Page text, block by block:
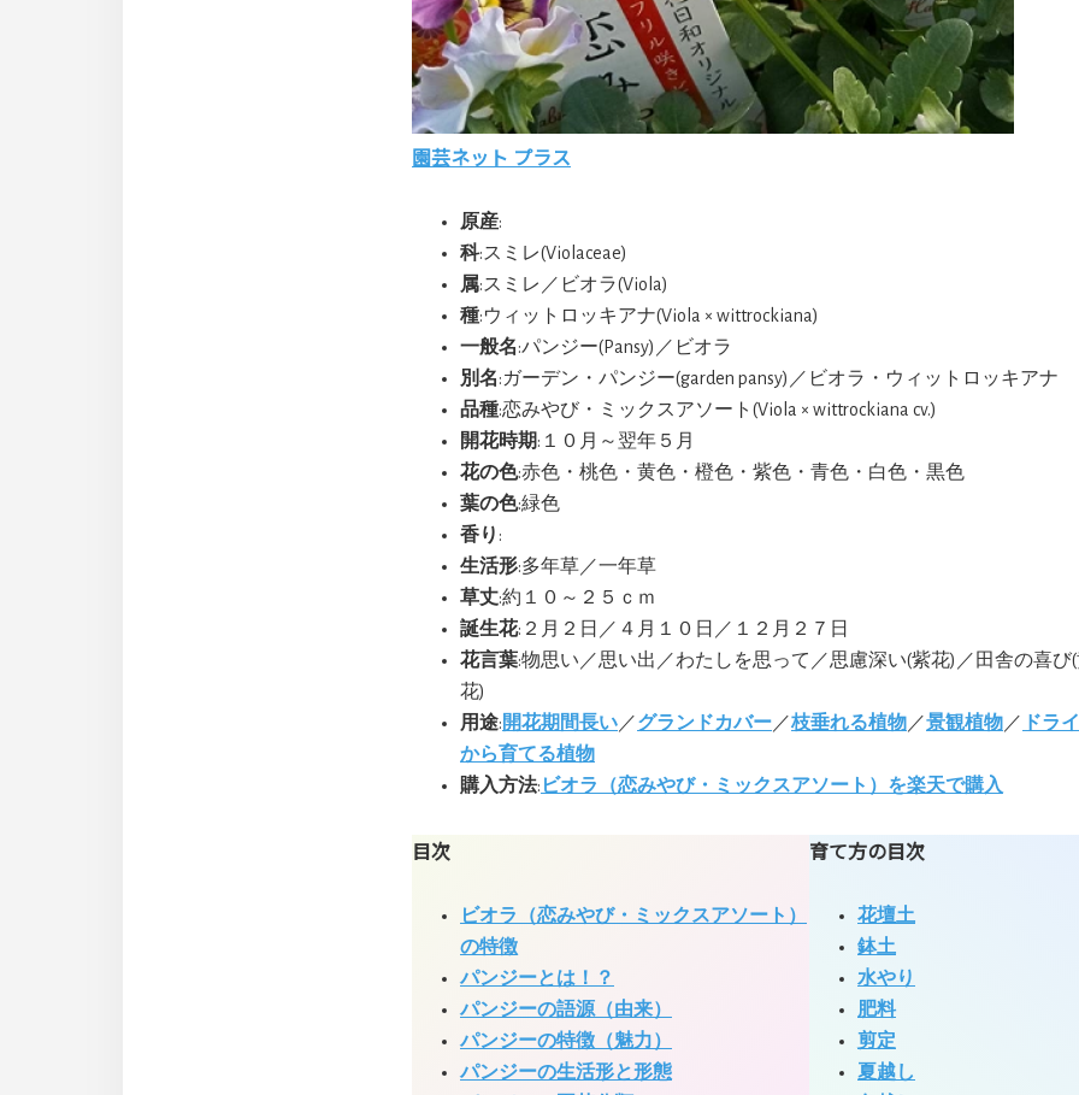
園芸ネット プラス
原産:
科:スミレ(Violaceae)
属:スミレ／ビオラ(Viola)
種:ウィットロッキアナ(Viola × wittrockiana)
一般名:パンジー(Pansy)／ビオラ
別名:ガーデン・パンジー(garden pansy)／ビオラ・ウィットロッキアナ
品種:恋みやび・ミックスアソート(Viola × wittrockiana cv.)
開花時期:１０月～翌年５月
花の色:赤色・桃色・黄色・橙色・紫色・青色・白色・黒色
葉の色:緑色
香り :
生活形:多年草／一年草
草丈:約１０～２５ｃｍ
誕生花:２月２日／４月１０日／１２月２７日
花言葉:物思い／思い出／わたしを思って／思慮深い(紫花)／田舎の喜び
花)
用途:開花期間長い ／グランドカバー ／枝垂れる植物 ／景観植物 ／ ドラ
から育てる植物
購入方法: ビオラ（恋みやび・ミックスアソート）を楽天で購入
目次
ビオラ（恋みやび・ミックスアソート）
の特徴
パンジーとは！？
パンジーの語源（由来）
パンジーの特徴（魅力）
パンジーの生活形と形態
育て方の目次
花壇土
鉢土
水やり
肥料
剪定
夏越し